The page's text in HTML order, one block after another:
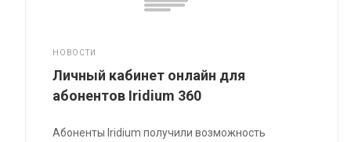
НОВОСТИ
Личный кабинет онлайн для
абонентов Iridium 360
Абоненты Iridium получили возможность